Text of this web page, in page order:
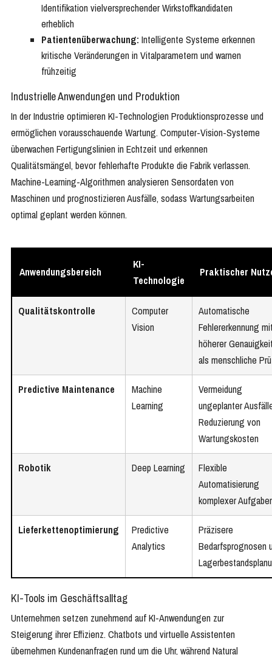
Identifikation vielversprechender Wirkstoffkandidaten
erheblich
Patientenüberwachung: Intelligente Systeme erkennen
kritische Veränderungen in Vitalparametern und warnen
frühzeitig
Industrielle Anwendungen und Produktion
In der Industrie optimieren KI-Technologien Produktionsprozesse und
ermöglichen vorausschauende Wartung. Computer-Vision-Systeme
überwachen Fertigungslinien in Echtzeit und erkennen
Qualitätsmängel, bevor fehlerhafte Produkte die Fabrik verlassen.
Machine-Learning-Algorithmen analysieren Sensordaten von
Maschinen und prognostizieren Ausfälle, sodass Wartungsarbeiten
optimal geplant werden können.
Anwendungsbereich
KI-
Technologie
Praktischer
Qualitätskontrolle
Computer
Vision
Automatische
Fehlererkennung
höherer
als menschliche
Predictive Maintenance
Machine
Learning
Vermeidung
ungeplanter
Reduzierung von
Wartungskosten
Robotik Deep Learning
Flexible
Automatisierung
komplexer
Lieferkettenoptimierung
Predictive
Analytics
Präzisere
Bedarfsprognosen
KI-Tools im Geschäftsalltag
Unternehmen setzen zunehmend auf KI-Anwendungen zur
Steigerung ihrer Effizienz. Chatbots und virtuelle Assistenten
übernehmen Kundenanfragen rund um die Uhr, während Natural